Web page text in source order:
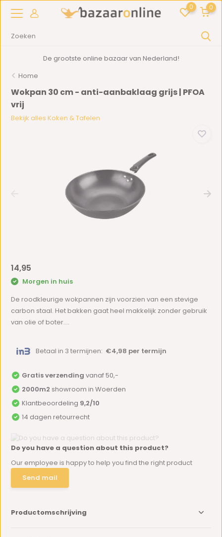
0 0
De grootste online bazaar van Nederland!
Home
Wokpan 30 cm - anti-aanbaklaag grijs | PFOA
vrij
Bekijk alles Koken & Tafelen
14,95
Morgen in huis
De roodkleurige wokpannen zijn voorzien van een stevige
carbon staal. Het bakken gaat heel makkelijk zonder gebruik
van olie of boter....
Betaal in 3 termijnen: €4,98 per termijn
Gratis verzending vanaf 50,-
2000m2 showroom in Woerden
Klantbeoordeling 9,2/10
14 dagen retourrecht
Do you have a question about this product?
Our employee is happy to help you find the right product
Send mail
Productomschrijving